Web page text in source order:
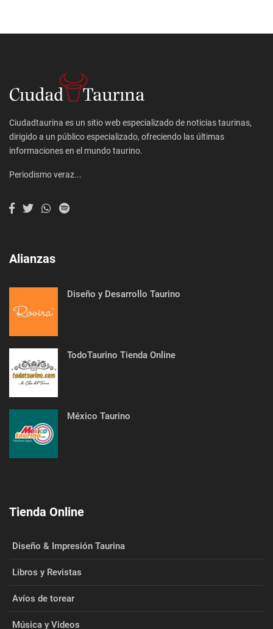
Ciudadtaurina es un sitio web especializado de noticias taurinas,
dirigido a un público especializado, ofreciendo las últimas
informaciones en el mundo taurino.
Periodismo veraz...
Alianzas
Diseño y Desarrollo Taurino
TodoTaurino Tienda Online
México Taurino
Tienda Online
Diseño & Impresión Taurina
Libros y Revistas
Avíos de torear
Música y Videos